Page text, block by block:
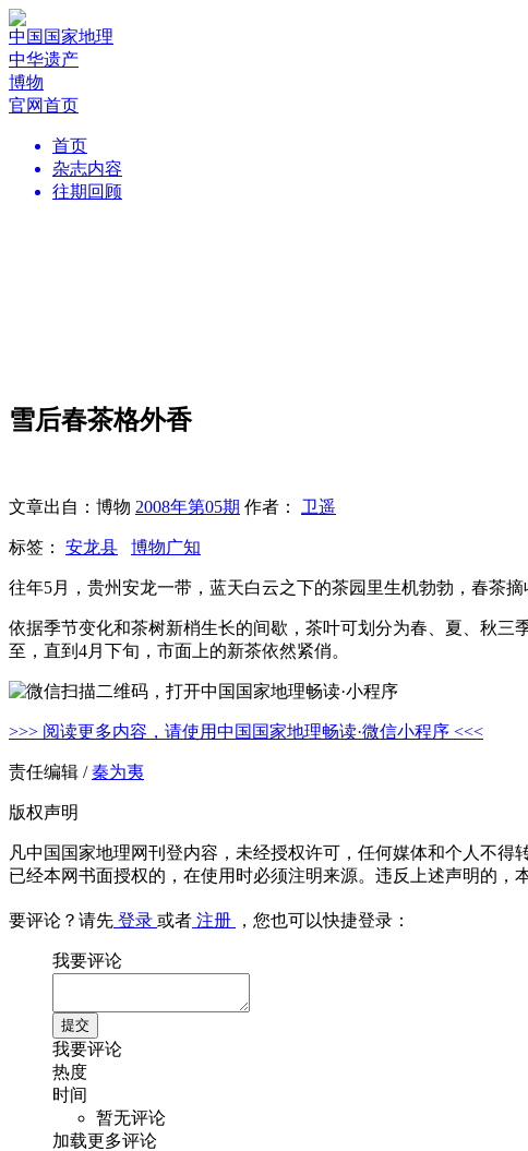
中国国家地理
中华遗产
博物
官网首页
首页
杂志内容
往期回顾
雪后春茶格外香
文章出自：博物 2008年第05期 作者： 卫遥
标签： 安龙县 博物广知
往年5月，贵州安龙一带，蓝天白云之下的茶园里生机勃勃，春茶
依据季节变化和茶树新梢生长的间歇，茶叶可划分为春、夏、秋
至，直到4月下旬，市面上的新茶依然紧俏。
>>> 阅读更多内容，请使用中国国家地理畅读·微信小程序 <<<
责任编辑 /秦为夷
版权声明
凡中国国家地理网刊登内容，未经授权许可，任何媒体和个人不得
已经本网书面授权的，在使用时必须注明来源。违反上述声明的，
要评论？请先 登录 或者 注册 ，您也可以快捷登录：
我要评论
我要评论
热度
时间
暂无评论
加载更多评论